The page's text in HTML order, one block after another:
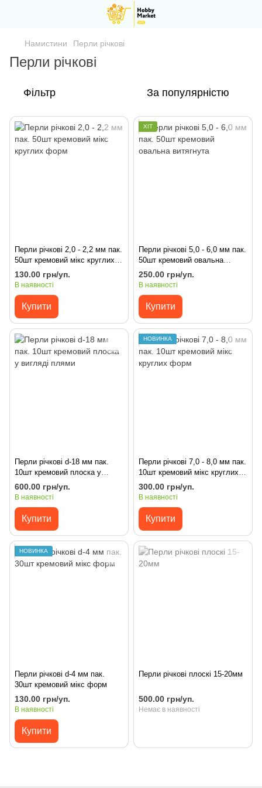
Намистини Перли річкові
Перли річкові
Фільтр За популярністю
Перли річкові 2,0 - 2,2 мм пак.
50шт кремовий мікс круглих
форм
130.00 грн/уп.
В наявності
Купити
ХІТ
Перли річкові 5,0 - 6,0 мм пак.
50шт кремовий овальна
витягнута
250.00 грн/уп.
В наявності
Купити
Перли річкові d-18 мм пак.
10шт кремовий плоска у
вигляді плями
600.00 грн/уп.
В наявності
Купити
НОВИНКА
Перли річкові 7,0 - 8,0 мм пак.
10шт кремовий мікс круглих
форм
300.00 грн/уп.
В наявності
Купити
НОВИНКА
Перли річкові d-4 мм пак.
30шт кремовий мікс форм
130.00 грн/уп.
В наявності
Купити
Перли річкові плоскі 15-20мм
500.00 грн/уп.
Немає в наявності